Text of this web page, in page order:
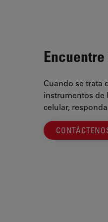
Cuando se trata
instrumentos de
celular,